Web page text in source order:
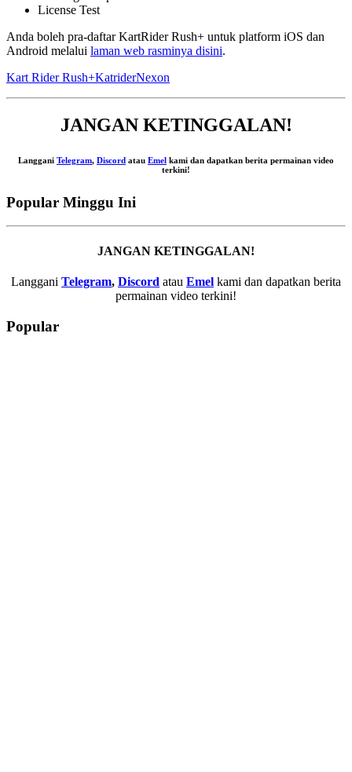
License Test
Anda boleh pra-daftar KartRider Rush+ untuk platform iOS dan
Android melalui laman web rasminya disini.
Kart Rider Rush+KatriderNexon
JANGAN KETINGGALAN!
Langgani Telegram, Discord atau Emel kami dan dapatkan berita permainan video
terkini!
Popular Minggu Ini
JANGAN KETINGGALAN!
Langgani Telegram, Discord atau Emel kami dan dapatkan berita
permainan video terkini!
Popular